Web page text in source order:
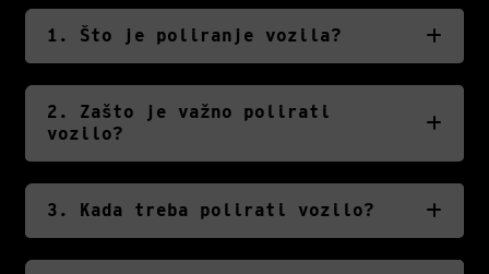
1. Što je poliranje vozila?
2. Zašto je važno polirati
vozilo?
3. Kada treba polirati vozilo?